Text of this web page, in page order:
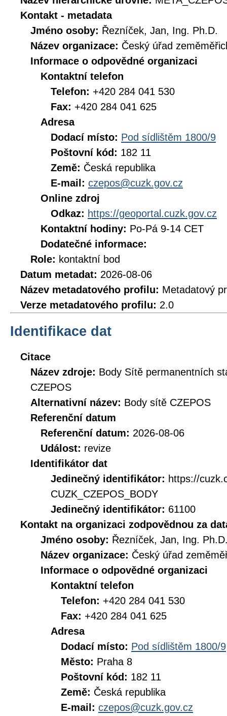
Kontakt - metadata
Jméno osoby: Řezníček, Jan, Ing. Ph.D.
Název organizace: Český úřad
Informace o odpovědné organizaci
Kontaktní telefon
Telefon: +420 284 041 530
Fax: +420 284 041 625
Adresa
Dodací místo: Pod sídlištěm 1800/9
Poštovní kód: 182 11
Země: Česká republika
E-mail: czepos@cuzk.gov.cz
Online zdroj
Odkaz: https://geoportal.cuzk.gov.cz
Kontaktní hodiny: Po-Pá 9-14 CET
Dodatečné informace:
Role: kontaktní bod
Datum metadat: 2026-08-06
Název metadatového profilu: Metadatový
Verze metadatového profilu: 2.0
Identifikace dat
Citace
Název zdroje: Body Sítě permanentních
CZEPOS
Alternativní název: Body sítě CZEPOS
Referenční datum
Referenční datum: 2026-08-06
Událost: revize
Identifikátor dat
Jedinečný identifikátor: https://
CUZK_CZEPOS_BODY
Jedinečný identifikátor: 61100
Kontakt na organizaci zodpovědnou za
Jméno osoby: Řezníček, Jan, Ing.
Název organizace: Český úřad
Informace o odpovědné organizaci
Kontaktní telefon
Telefon: +420 284 041 530
Fax: +420 284 041 625
Adresa
Dodací místo: Pod sídlištěm 1800/9
Město: Praha 8
Poštovní kód: 182 11
Země: Česká republika
E-mail: czepos@cuzk.gov.cz